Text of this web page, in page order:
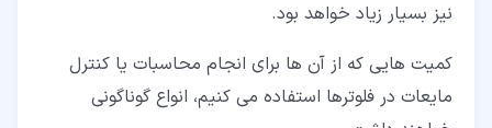
نیز بسیار زیاد خواهد بود.
کمیت هایی که از آن ها برای انجام محاسبات یا کنترل
مایعات در فلوترها استفاده می کنیم، انواع گوناگونی